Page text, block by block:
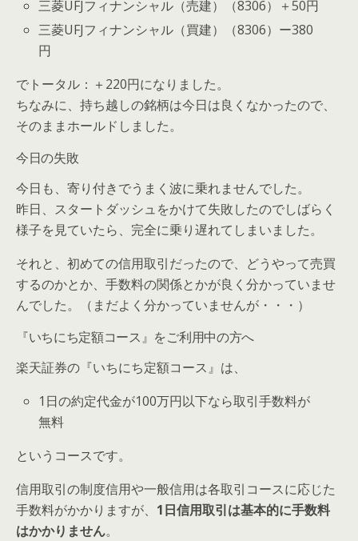
三菱UFJフィナンシャル（売建）（8306）＋50円
三菱UFJフィナンシャル（買建）（8306）ー380
円
でトータル： ＋220円になりました。
ちなみに、持ち越しの銘柄は今日は良くなかったので、
そのままホールドしました。
今日の失敗
今日も、寄り付きでうまく波に乗れませんでした。
昨日、スタートダッシュをかけて失敗したのでしばらく
様子を見ていたら、完全に乗り遅れてしまいました。
それと、初めての信用取引だったので、どうやって売買
するのかとか、手数料の関係とかが良く分かっていませ
んでした。（まだよく分かっていませんが・・・）
『いちにち定額コース』をご利用中の方へ
楽天証券の『いちにち定額コース』は、
1日の約定代金が100万円以下なら取引手数料が
無料
というコースです。
信用取引の制度信用や一般信用は各取引コースに応じた
手数料がかかりますが、 1日信用取引は基本的に手数料
はかかりません。